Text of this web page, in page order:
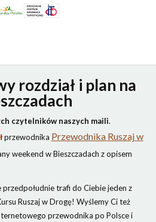
rozdział i plan na
czytelników naszych maili.
przewodnika Przewodnika Ruszaj w
weekend w Bieszczadach z opisem
trafi do Ciebie jeden z
Ruszaj w Drogę! Wyślemy Ci też
przewodnika po Polsce i